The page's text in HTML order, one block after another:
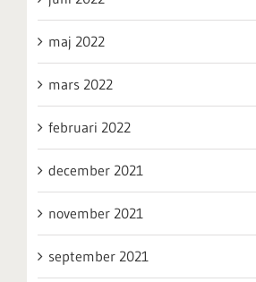
maj 2022
mars 2022
februari 2022
december 2021
november 2021
september 2021